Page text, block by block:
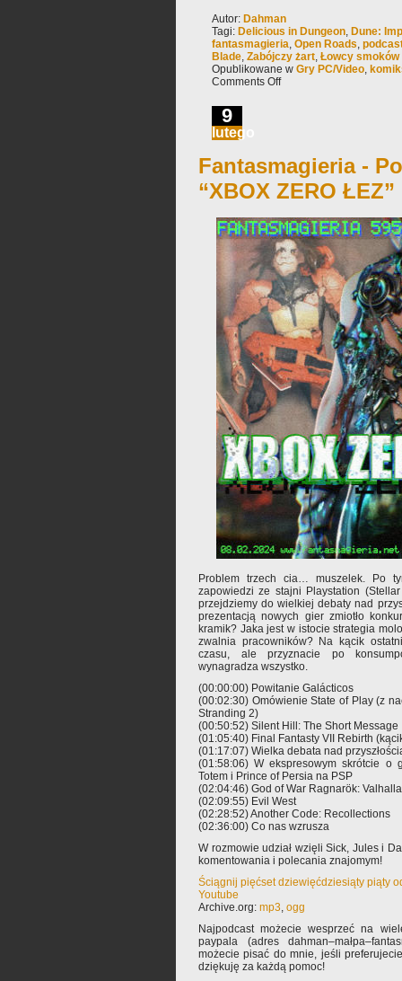
Autor: Dahman
Tagi: Delicious in Dungeon, Dune:
fantasmagieria, Open Roads,
Blade, Zabójczy żart, Łowcy smoków
Opublikowane w Gry PC/Video,
Comments Off
9
lutego
Fantasmagieria -
“XBOX ZERO ŁEZ”
Problem trzech cia… muszelek. Po
zapowiedzi ze stajni Playstation
przejdziemy do wielkiej debaty nad
prezentacją nowych gier zmiotło
kramik? Jaka jest w istocie strategia
zwalnia pracowników? Na kącik
czasu, ale przyznacie po
wynagradza wszystko.
(00:00:00) Powitanie Galácticos
(00:02:30) Omówienie State of Play (z
Stranding 2)
(00:50:52) Silent Hill: The Short Message
(01:05:40) Final Fantasty VII Rebirth
(01:17:07) Wielka debata nad
(01:58:06) W ekspresowym skrótcie o
Totem i Prince of Persia na PSP
(02:04:46) God of War Ragnarök: Valhalla
(02:09:55) Evil West
(02:28:52) Another Code: Recollections
(02:36:00) Co nas wzrusza
W rozmowie udział wzięli Sick, Jules i
komentowania i polecania znajomym!
Ściągnij pięćset dziewięćdziesiąty piąty
Youtube
Archive.org: mp3, ogg
Najpodcast możecie wesprzeć na
paypala (adres
możecie pisać do mnie, jeśli
dziękuję za każdą pomoc!